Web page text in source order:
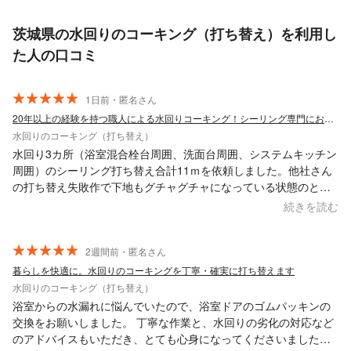
茨城県の水回りのコーキング（打ち替え）を利用し
た人の口コミ
1日前・匿名さん
20年以上の経験を持つ職人による水回りコーキング！シーリング専門にお任せ下さい
水回りのコーキング（打ち替え）
水回り3カ所（浴室混合栓台周囲、洗面台周囲、システムキッチン
周囲）のシーリング打ち替え合計11ｍを依頼しました。他社さん
の打ち替え失敗作で下地もグチャグチャになっている状態のとこ
ろ、キレイに打ち替えていただきました。どうもありがとうござ
続きを読む
2週間前・匿名さん
暮らしを快適に。水回りのコーキングを丁寧・確実に打ち替えます
水回りのコーキング（打ち替え）
浴室からの水漏れに悩んでいたので、浴室ドアのゴムパッキンの
交換をお願いしました。 丁寧な作業と、水回りの劣化の対応など
のアドバイスもいただき、とても心身になってくださいました。